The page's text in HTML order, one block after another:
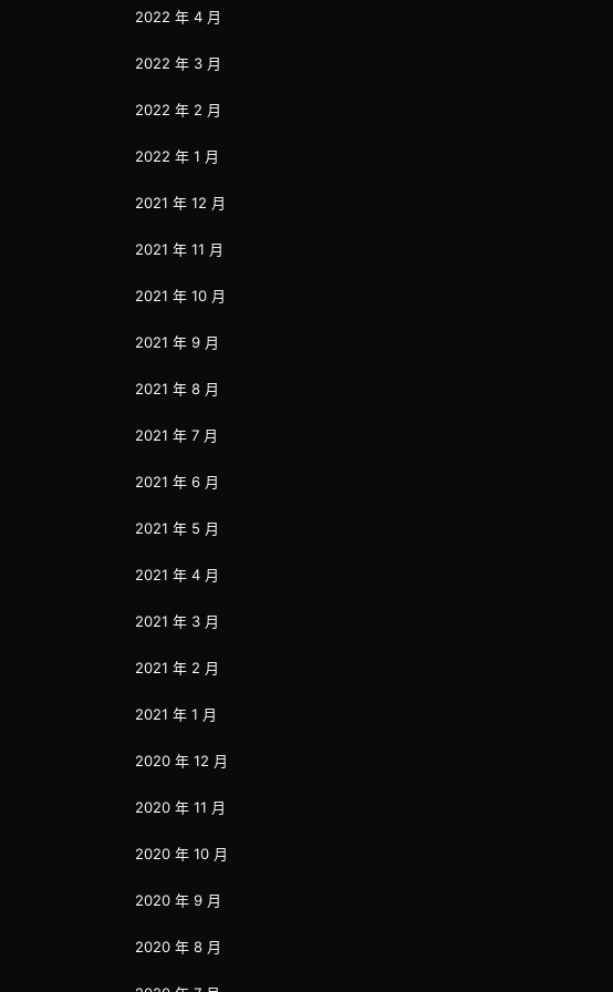
2022 年 4 月
2022 年 3 月
2022 年 2 月
2022 年 1 月
2021 年 12 月
2021 年 11 月
2021 年 10 月
2021 年 9 月
2021 年 8 月
2021 年 7 月
2021 年 6 月
2021 年 5 月
2021 年 4 月
2021 年 3 月
2021 年 2 月
2021 年 1 月
2020 年 12 月
2020 年 11 月
2020 年 10 月
2020 年 9 月
2020 年 8 月